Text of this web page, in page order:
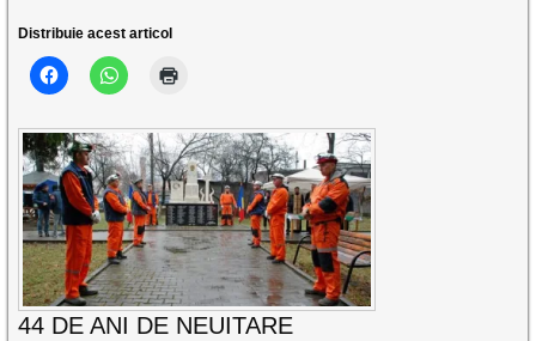
Distribuie acest articol
44 DE ANI DE NEUITARE